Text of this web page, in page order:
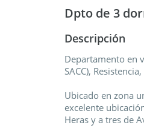
Dpto de 3
Descripción
Departamento en
SACC),
Ubicado en zona
excelente
Heras y a tres de